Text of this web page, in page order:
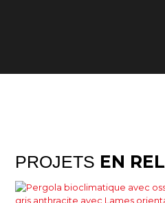
PROJETS EN